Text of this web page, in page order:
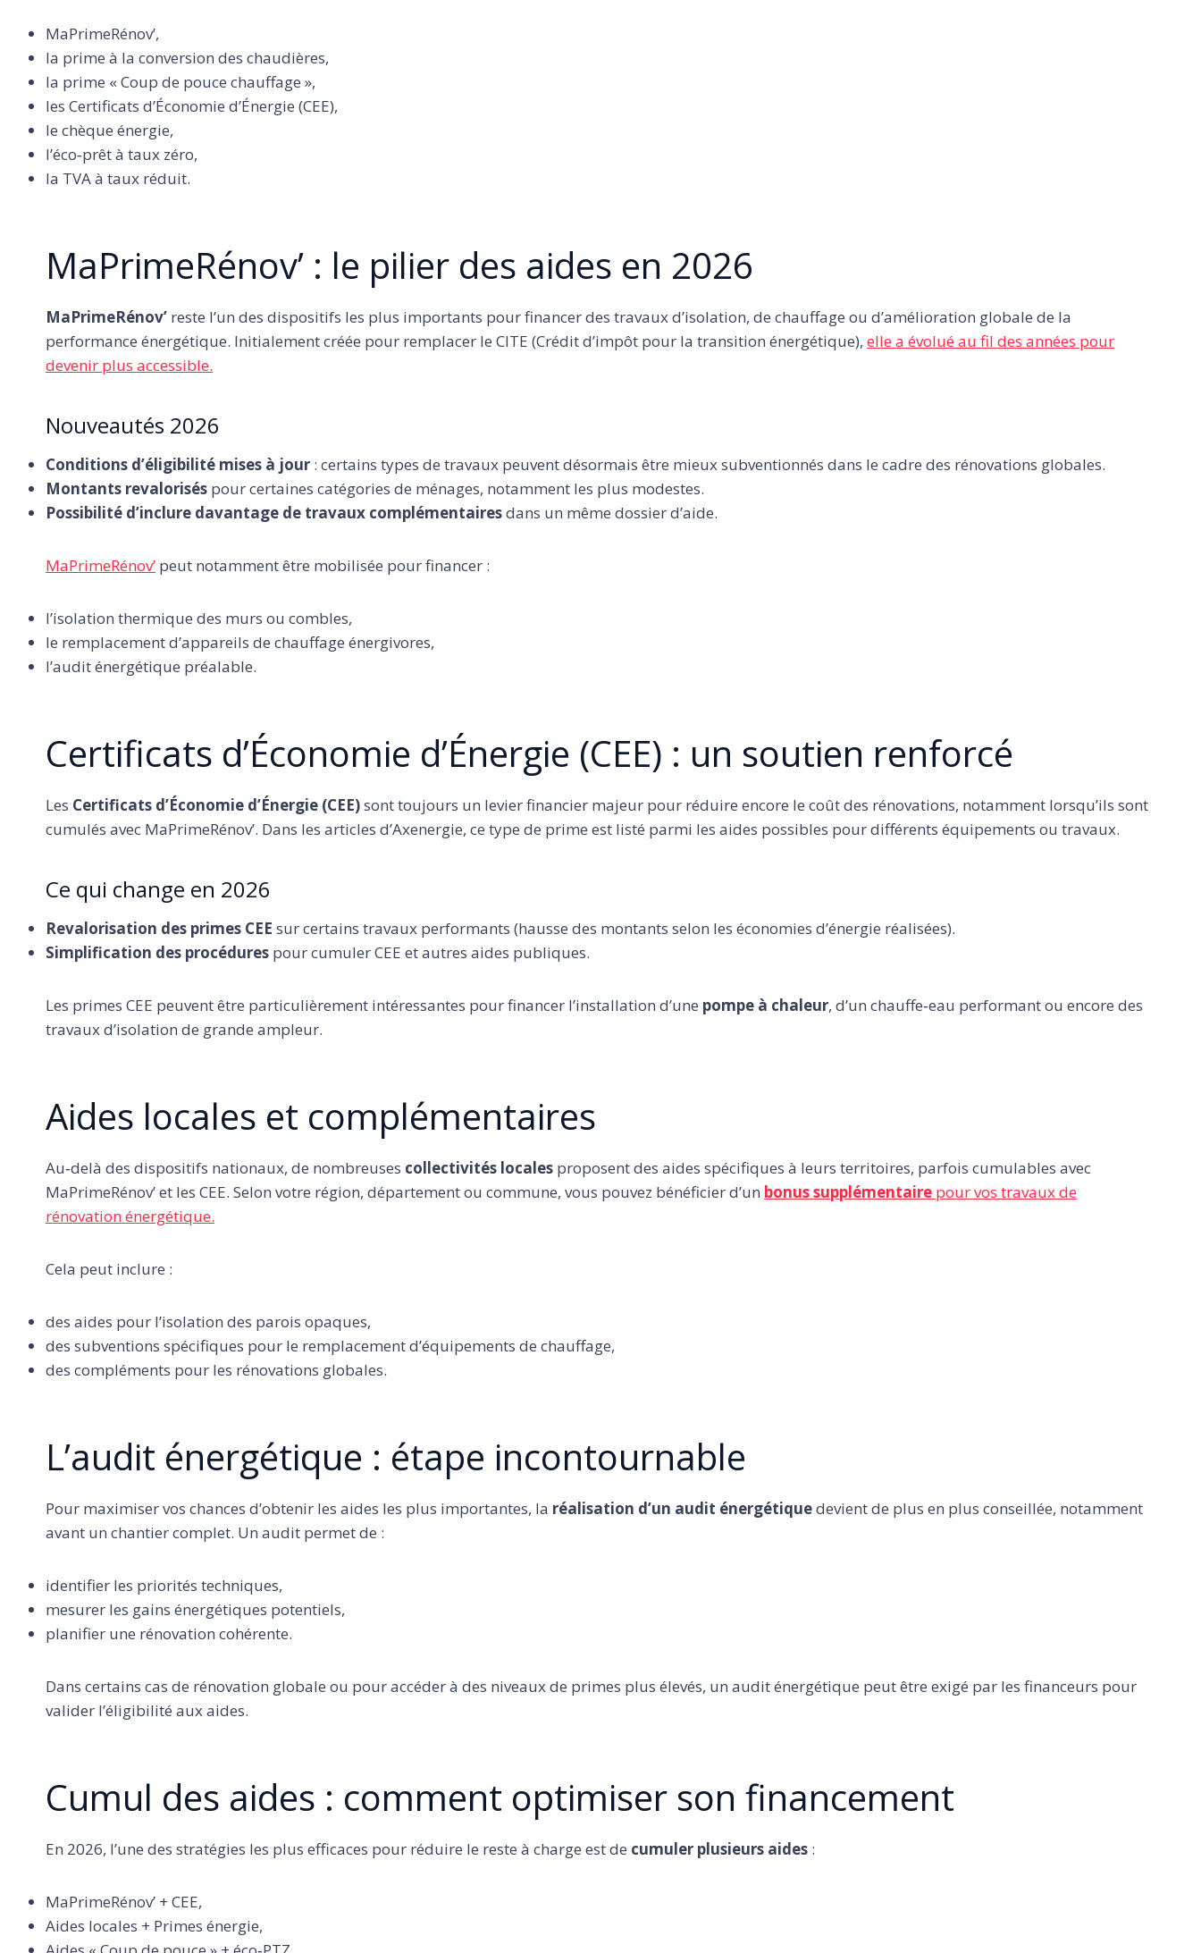
MaPrimeRénov’,
la prime à la conversion des chaudières,
la prime « Coup de pouce chauffage »,
les Certificats d’Économie d’Énergie (CEE),
le chèque énergie,
l’éco‑prêt à taux zéro,
la TVA à taux réduit.
MaPrimeRénov’ : le pilier des aides en 2026
MaPrimeRénov’ reste l’un des dispositifs les plus importants pour financer des travaux d’isolation, de chauffage ou d’amélioration globale de la
performance énergétique. Initialement créée pour remplacer le CITE (Crédit d’impôt pour la transition énergétique), elle a évolué au fil des années pour
devenir plus accessible.
Nouveautés 2026
Conditions d’éligibilité mises à jour : certains types de travaux peuvent désormais être mieux subventionnés dans le cadre des rénovations globales.
Montants revalorisés pour certaines catégories de ménages, notamment les plus modestes.
Possibilité d’inclure davantage de travaux complémentairesdans un même dossier d’aide.
MaPrimeRénov’ peut notamment être mobilisée pour financer :
l’isolation thermique des murs ou combles,
le remplacement d’appareils de chauffage énergivores,
l’audit énergétique préalable.
Certificats d’Économie d’Énergie (CEE) : un soutien renforcé
Les Certificats d’Économie d’Énergie (CEE)sont toujours un levier financier majeur pour réduire encore le coût des rénovations, notamment lorsqu’ils sont
cumulés avec MaPrimeRénov’. Dans les articles d’Axenergie, ce type de prime est listé parmi les aides possibles pour différents équipements ou travaux.
Ce qui change en 2026
Revalorisation des primes CEE sur certains travaux performants (hausse des montants selon les économies d’énergie réalisées).
Simplification des procédures pour cumuler CEE et autres aides publiques.
Les primes CEE peuvent être particulièrement intéressantes pour financer l’installation d’une pompe à chaleur, d’un chauffe‑eau performant ou encore des
travaux d’isolation de grande ampleur.
Aides locales et complémentaires
Au‑delà des dispositifs nationaux, de nombreuses collectivités locales proposent des aides spécifiques à leurs territoires, parfois cumulables avec
MaPrimeRénov’ et les CEE. Selon votre région, département ou commune, vous pouvez bénéficier d’un bonus supplémentaire pour vos travaux de
rénovation énergétique.
Cela peut inclure :
des aides pour l’isolation des parois opaques,
des subventions spécifiques pour le remplacement d’équipements de chauffage,
des compléments pour les rénovations globales.
L’audit énergétique : étape incontournable
Pour maximiser vos chances d’obtenir les aides les plus importantes, la réalisation d’un audit énergétiquedevient de plus en plus conseillée, notamment
avant un chantier complet. Un audit permet de :
identifier les priorités techniques,
mesurer les gains énergétiques potentiels,
planifier une rénovation cohérente.
Dans certains cas de rénovation globale ou pour accéder à des niveaux de primes plus élevés, un audit énergétique peut être exigé par les financeurs pour
valider l’éligibilité aux aides.
Cumul des aides : comment optimiser son financement
En 2026, l’une des stratégies les plus efficaces pour réduire le reste à charge est de cumuler plusieurs aides :
MaPrimeRénov’ + CEE,
Aides locales + Primes énergie,